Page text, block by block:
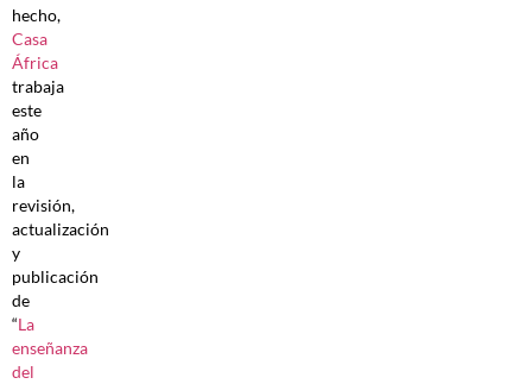
hecho,
Casa
África
trabaja
este
año
en
la
revisión,
actualización
y
publicación
de
“La
enseñanza
del